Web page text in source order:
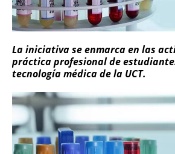
La iniciativa se enmarca en las
práctica profesional de
tecnología médica de la UCT.